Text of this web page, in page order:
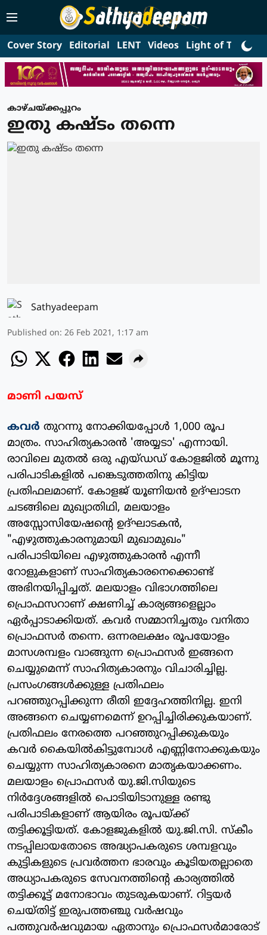
Cover Story Editorial LENT Videos Light of Truth
കാഴ്ചയ്ക്കപ്പുറം
ഇതു കഷ്ടം തന്നെ
Sathyadeepam
Published on: 26 Feb 2021, 1:17 am
മാണി പയസ്
കവര്‍ തുറന്നു നോക്കിയപ്പോള്‍ 1,000 രൂപ
മാത്രം. സാഹിത്യകാരന്‍ 'അയ്യടാ' എന്നായി.
രാവിലെ മുതല്‍ ഒരു എയ്ഡഡ് കോളജില്‍ മൂന്നു
പരിപാടികളില്‍ പങ്കെടുത്തതിനു കിട്ടിയ
പ്രതിഫലമാണ്. കോളജ് യൂണിയന്‍ ഉദ്ഘാടന
ചടങ്ങിലെ മുഖ്യാതിഥി, മലയാളം
അസ്സോസിയേഷന്റെ ഉദ്ഘാടകന്‍,
"എഴുത്തുകാരനുമായി മുഖാമുഖം"
പരിപാടിയിലെ എഴുത്തുകാരന്‍ എന്നീ
റോളുകളാണ് സാഹിത്യകാരനെക്കൊണ്ട്
അഭിനയിപ്പിച്ചത്. മലയാളം വിഭാഗത്തിലെ
പ്രൊഫസറാണ് ക്ഷണിച്ച് കാര്യങ്ങളെല്ലാം
ഏര്‍പ്പാടാക്കിയത്. കവര്‍ സമ്മാനിച്ചതും വനിതാ
പ്രൊഫസര്‍ തന്നെ. ഒന്നരലക്ഷം രൂപയോളം
മാസശമ്പളം വാങ്ങുന്ന പ്രൊഫസര്‍ ഇങ്ങനെ
ചെയ്യുമെന്ന് സാഹിത്യകാരനും വിചാരിച്ചില്ല.
പ്രസംഗങ്ങള്‍ക്കുള്ള പ്രതിഫലം
പറഞ്ഞുറപ്പിക്കുന്ന രീതി ഇദ്ദേഹത്തിനില്ല. ഇനി
അങ്ങനെ ചെയ്യണമെന്ന് ഉറപ്പിച്ചിരിക്കുകയാണ്.
പ്രതിഫലം നേരത്തെ പറഞ്ഞുറപ്പിക്കുകയും
കവര്‍ കൈയില്‍കിട്ടുമ്പോള്‍ എണ്ണിനോക്കുകയും
ചെയ്യുന്ന സാഹിത്യകാരനെ മാതൃകയാക്കണം.
മലയാളം പ്രൊഫസര്‍ യു.ജി.സിയുടെ
നിര്‍ദ്ദേശങ്ങളില്‍ പൊടിയിടാനുള്ള രണ്ടു
പരിപാടികളാണ് ആയിരം രൂപയ്ക്ക്
തട്ടിക്കൂട്ടിയത്. കോളജുകളില്‍ യു.ജി.സി. സ്‌കീം
നടപ്പിലായതോടെ അദ്ധ്യാപകരുടെ ശമ്പളവും
കുട്ടികളുടെ പ്രവര്‍ത്തന ഭാരവും കൂടിയതല്ലാതെ
അധ്യാപകരുടെ സേവനത്തിന്റെ കാര്യത്തില്‍
തട്ടിക്കൂട്ട് മനോഭാവം തുടരുകയാണ്. റിട്ടയര്‍
ചെയ്തിട്ട് ഇരുപത്തഞ്ചു വര്‍ഷവും
പത്തുവര്‍ഷവുമായ ഏതാനും പ്രൊഫസര്‍മാരോട്